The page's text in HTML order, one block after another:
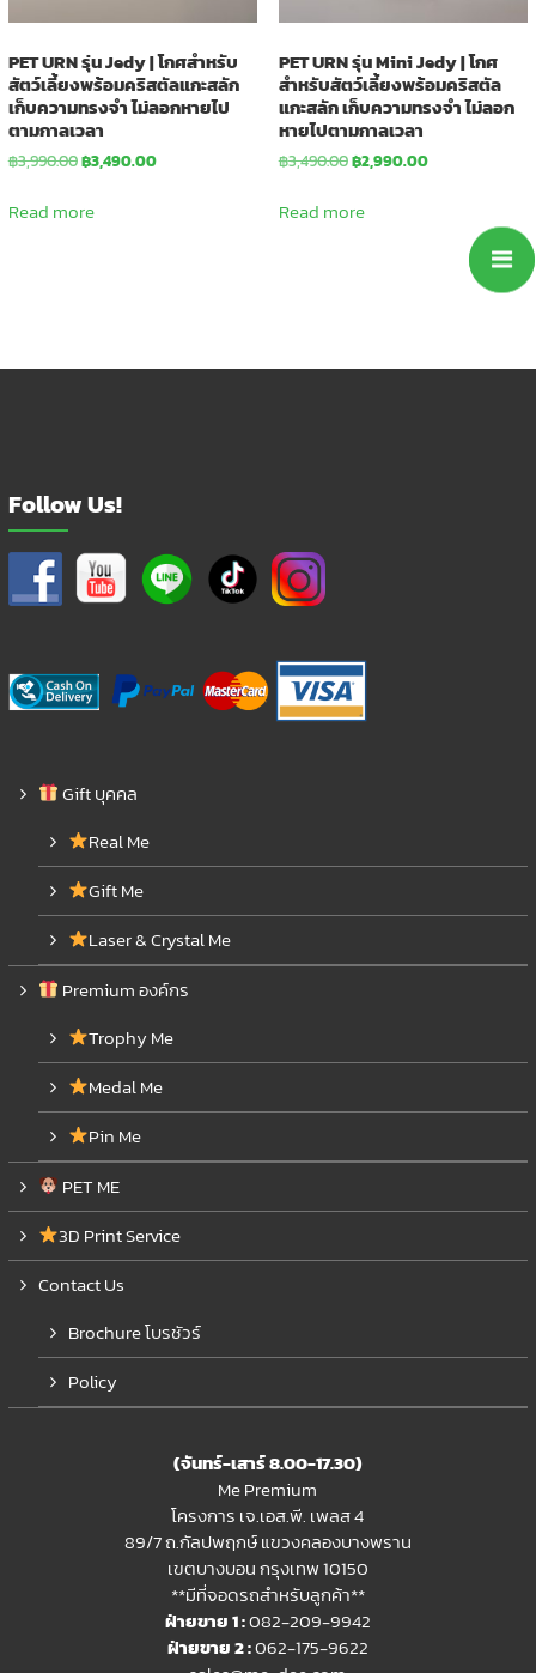
PET URN รุ่น Jedy | โกศสำหรับ
สัตว์เลี้ยงพร้อมคริสตัลแกะสลัก
เก็บความทรงจำ ไม่ลอกหายไป
ตามกาลเวลา
฿3,990.00Original
was:
฿3,490.00Current
Read more
PET URN รุ่น Mini Jedy | โกศ
สำหรับสัตว์เลี้ยงพร้อมคริสตัล
แกะสลัก เก็บความทรงจำ ไม่ลอก
หายไปตามกาลเวลา
฿3,490.00Original
was:
฿2,990.00Current
฿2,990.00.
Read more
Follow Us!
Gift บุคคล
Real Me
Gift Me
Laser & Crystal Me
Premium องค์กร
Trophy Me
Medal Me
Pin Me
PET ME
3D Print Service
Contact Us
Brochure โบรชัวร์
Policy
(จันทร์-เสาร์ 8.00-17.30)
Me Premium
โครงการ เจ.เอส.พี. เพลส 4
89/7 ถ.กัลปพฤกษ์ แขวงคลองบางพราน
เขตบางบอน กรุงเทพ 10150
**มีที่จอดรถสำหรับลูกค้า**
ฝ่ายขาย 1 :082-209-9942
ฝ่ายขาย 2 :062-175-9622